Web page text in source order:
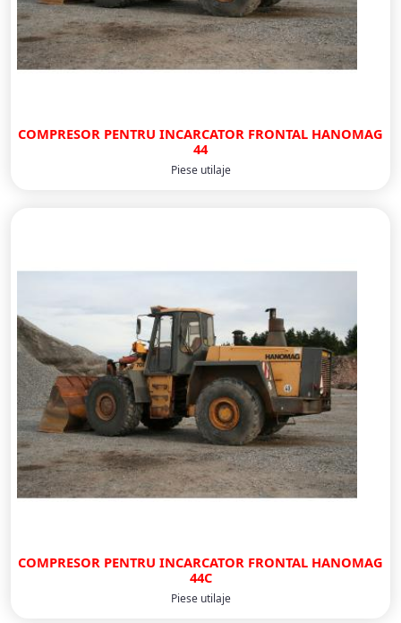
COMPRESOR PENTRU INCARCATOR FRONTAL HANOMAG
44
Piese utilaje
COMPRESOR PENTRU INCARCATOR FRONTAL HANOMAG
44C
Piese utilaje